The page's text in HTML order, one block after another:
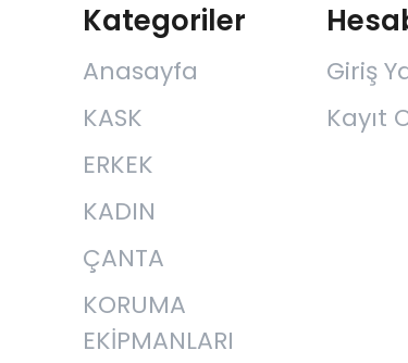
Kategoriler
Anasayfa
KASK
ERKEK
KADIN
ÇANTA
KORUMA
EKİPMANLARI
Giriş
Kayıt